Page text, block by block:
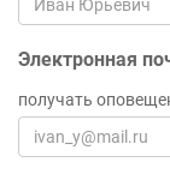
Электронная
получать